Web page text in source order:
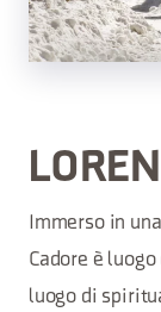
Immerso in
Cadore è
luogo di